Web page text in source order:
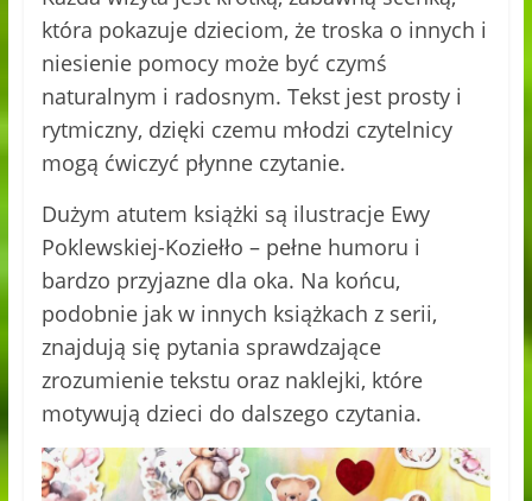
która pokazuje dzieciom, że troska o innych i
niesienie pomocy może być czymś
naturalnym i radosnym. Tekst jest prosty i
rytmiczny, dzięki czemu młodzi czytelnicy
mogą ćwiczyć płynne czytanie.
Dużym atutem książki są ilustracje Ewy
Poklewskiej-Koziełło – pełne humoru i
bardzo przyjazne dla oka. Na końcu,
podobnie jak w innych książkach z serii,
znajdują się pytania sprawdzające
zrozumienie tekstu oraz naklejki, które
motywują dzieci do dalszego czytania.